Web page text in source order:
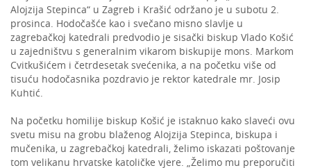
Alojzija Stepinca“ u Zagreb i Krašić održano je u subotu 2.
prosinca. Hodočašće kao i svečano misno slavlje u
zagrebačkoj katedrali predvodio je sisački biskup Vlado Košić
u zajedništvu s generalnim vikarom biskupije mons. Markom
Cvitkušićem i četrdesetak svećenika, a na početku više od
tisuću hodočasnika pozdravio je rektor katedrale mr. Josip
Kuhtić.
Na početku homilije biskup Košić je istaknuo kako slaveći ovu
svetu misu na grobu blaženog Alojzija Stepinca, biskupa i
mučenika, u zagrebačkoj katedrali, želimo iskazati poštovanje
tom velikanu hrvatske katoličke vjere. „Želimo mu preporučiti